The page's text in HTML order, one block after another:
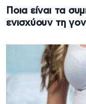
Ποια είναι τα
ενισχύουν τη